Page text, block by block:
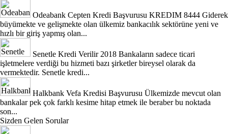
Odeabank Cepten Kredi Başvurusu KREDIM 8444 Giderek
büyümekte ve gelişmekte olan ülkemiz bankacılık sektörüne yeni ve
hızlı bir giriş yapmış olan...
Senetle Kredi Verilir 2018 Bankaların sadece ticari
işletmelere verdiği bu hizmeti bazı şirketler bireysel olarak da
vermektedir. Senetle kredi...
Halkbank Vefa Kredisi Başvurusu Ülkemizde mevcut olan
bankalar pek çok farklı kesime hitap etmek ile beraber bu noktada
son...
Sizden Gelen Sorular